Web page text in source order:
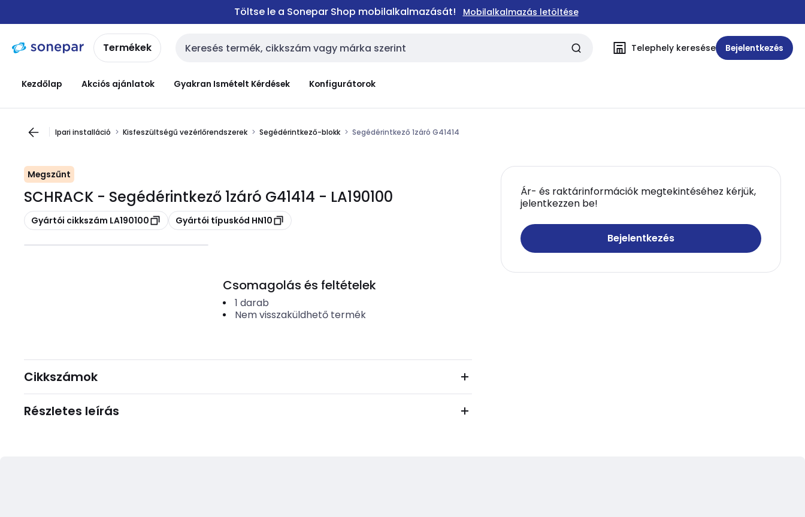
navigációhoztartalomra
Töltse le a Sonepar Shop mobilalkalmazását! Mobilalkalmazás letöltése
Termékek Keresési bemenet Telephely keresése Bejelentkezés
Kezdőlap Akciós ajánlatok Gyakran Ismételt Kérdések Konfigurátorok
Ipari installáció Kisfeszültségű vezérlőrendszerek Segédérintkező-blokk Segédérintkező 1záró G41414
Megszűnt
SCHRACK - Segédérintkező 1záró G41414 - LA190100
Másolás
Gyártói cikkszám LA190100 Másolás
Gyártói típuskód HN10
Ár- és raktárinformációk megtekintéséhez kérjük,
jelentkezzen be!
Bejelentkezés
Csomagolás és feltételek
1 darab
Nem visszaküldhető termék
Cikkszámok
Részletes leírás